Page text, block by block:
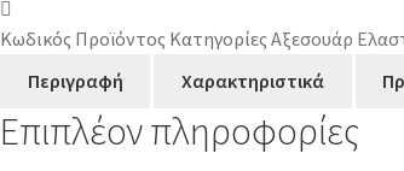
Κωδικός Προϊόντος Κατηγορίες Αξεσουάρ
Περιγραφή
Χαρακτηριστικά
Επιπλέον πληροφορίες